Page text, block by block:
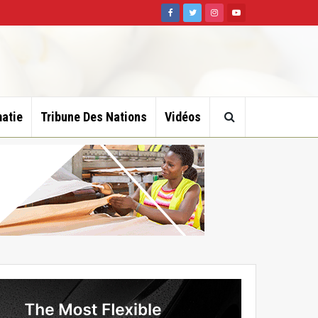
Tribune Des Nations Vidéos